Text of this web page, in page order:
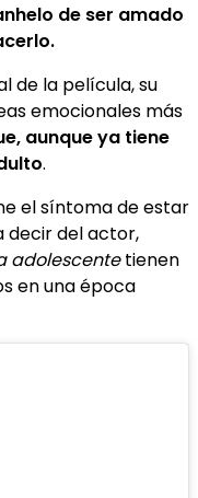
de ser amado
de la película, su
emocionales más
aunque ya tiene
.
el síntoma de estar
decir del actor,
adolescentetienen
en una época